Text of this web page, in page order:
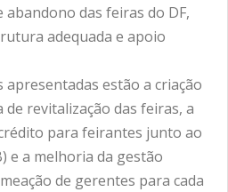
abandono das feiras do DF,
adequada e apoio
apresentadas estão a criação
revitalização das feiras, a
para feirantes junto ao
e a melhoria da gestão
de gerentes para cada